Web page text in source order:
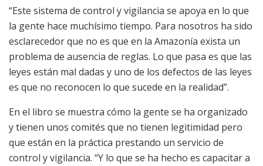
“Este sistema de control y vigilancia se apoya en lo que
la gente hace muchísimo tiempo. Para nosotros ha sido
esclarecedor que no es que en la Amazonía exista un
problema de ausencia de reglas. Lo que pasa es que las
leyes están mal dadas y uno de los defectos de las leyes
es que no reconocen lo que sucede en la realidad”.
En el libro se muestra cómo la gente se ha organizado
y tienen unos comités que no tienen legitimidad pero
que están en la práctica prestando un servicio de
control y vigilancia. “Y lo que se ha hecho es capacitar a